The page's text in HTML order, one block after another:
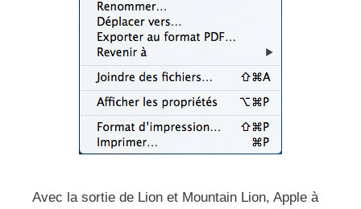
Avec la sortie de Lion et Mountain Lion, Apple à